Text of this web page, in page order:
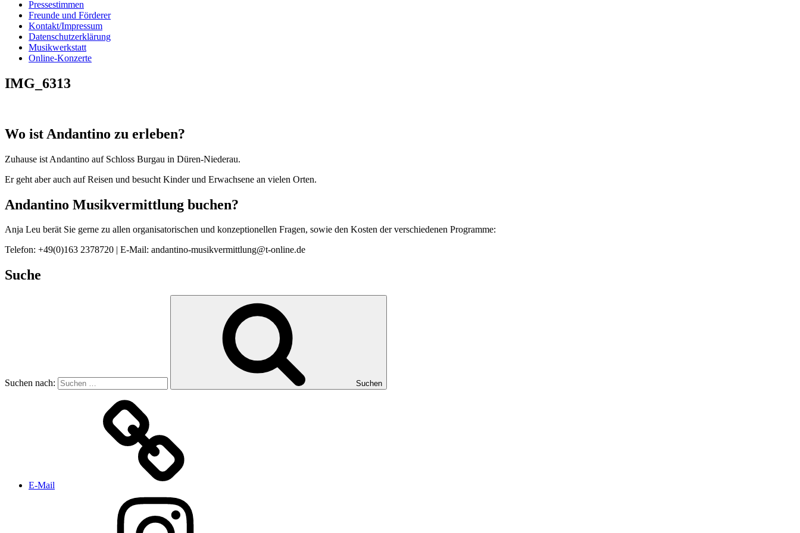
Pressestimmen
Freunde und Förderer
Kontakt/Impressum
Datenschutzerklärung
Musikwerkstatt
Online-Konzerte
IMG_6313
Wo ist Andantino zu erleben?
Zuhause ist Andantino auf Schloss Burgau in Düren-Niederau.
Er geht aber auch auf Reisen und besucht Kinder und Erwachsene an vielen Orten.
Andantino Musikvermittlung buchen?
Anja Leu berät Sie gerne zu allen organisatorischen und konzeptionellen Fragen, sowie den Kosten der verschiedenen Programme:
Telefon: +49(0)163 2378720 | E-Mail: andantino-musikvermittlung@t-online.de
Suche
Suchen nach: Suchen
E-Mail